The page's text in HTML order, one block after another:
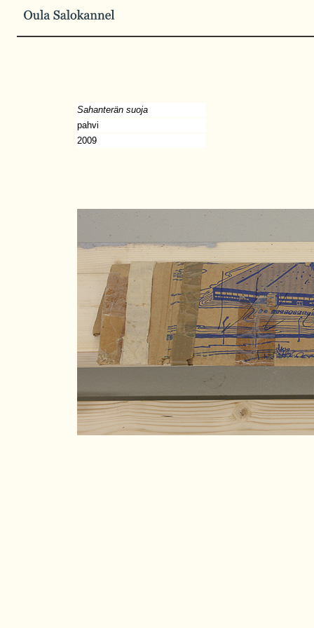
Sahanterän suoja
pahvi
2009